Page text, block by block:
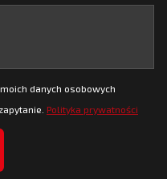
danych osobowych
Polityka prywatności